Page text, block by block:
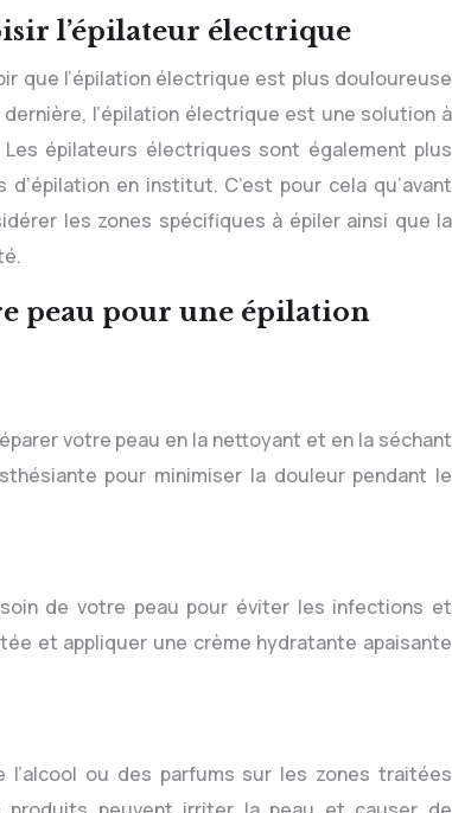
l’épilateur électrique
que l’épilation électrique est plus douloureuse
l’épilation électrique est une solution à
épilateurs électriques sont également plus
en institut. C’est pour cela qu’avant
les zones spécifiques à épiler ainsi que la
peau pour une épilation
votre peau en la nettoyant et en la séchant
pour minimiser la douleur pendant le
de votre peau pour éviter les infections et
et appliquer une crème hydratante apaisante
ou des parfums sur les zones traitées